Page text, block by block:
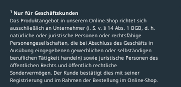
1 Nur für Geschäftskunden
Das Produktangebot in unserem Online-Shop richtet sich
ausschließlich an Unternehmer (i. S. v. § 14 Abs. 1 BGB, d. h.
natürliche oder juristische Personen oder rechtsfähige
Personengesellschaften, die bei Abschluss des Geschäfts in
Ausübung eingegebenen gewerblichen oder selbständigen
beruflichen Tätigkeit handeln) sowie juristische Personen des
öffentlichen Rechts und öffentlich rechtliche
Sondervermögen. Der Kunde bestätigt dies mit seiner
Registrierung und im Rahmen der Bestellung im Online-Shop.